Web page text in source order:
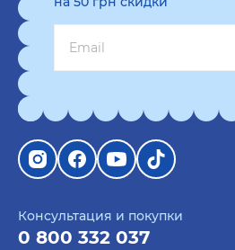
Консультация и покупки
0 800 332 037